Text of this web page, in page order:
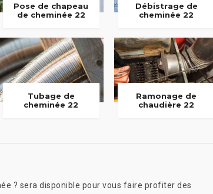
Pose de chapeau
de cheminée 22
Débistrage de
cheminée 22
Tubage de
cheminée 22
Ramonage de
chaudière 22
? sera disponible pour vous faire profiter des